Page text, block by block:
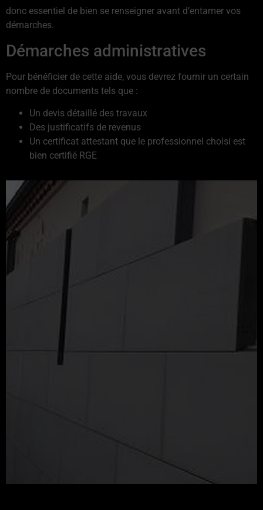
donc essentiel de bien se renseigner avant d’entamer vos
démarches.
Démarches administratives
Pour bénéficier de cette aide, vous devrez fournir un certain
nombre de documents tels que :
Un devis détaillé des travaux
Des justificatifs de revenus
Un certificat attestant que le professionnel choisi est
bien certifié RGE